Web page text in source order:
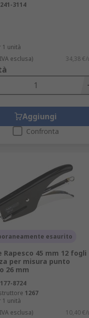
241-3114
1 unità
esclusa) 34,38
Aggiungi
Confronta
esaurito
Rapesco 45 mm 12 fogli
per misura punto
26 mm
177-8724
1267
1 unità
esclusa) 10,40